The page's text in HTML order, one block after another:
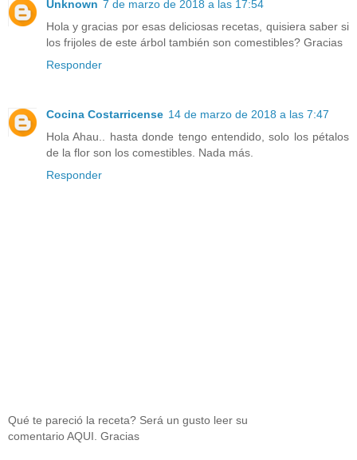
Unknown 7 de marzo de 2018 a las 17:54
Hola y gracias por esas deliciosas recetas, quisiera saber si
los frijoles de este árbol también son comestibles? Gracias
Responder
Cocina Costarricense 14 de marzo de 2018 a las 7:47
Hola Ahau.. hasta donde tengo entendido, solo los pétalos
de la flor son los comestibles. Nada más.
Responder
Qué te pareció la receta? Será un gusto leer su
comentario AQUI. Gracias